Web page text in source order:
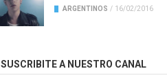
ARGENTINOS / 16/02/2016
SUSCRIBITE A NUESTRO CANAL